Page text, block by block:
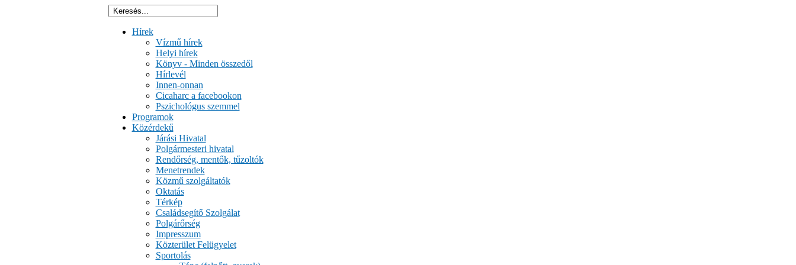
Hírek
Vízmű hírek
Helyi hírek
Könyv - Minden összedől
Hírlevél
Innen-onnan
Cicaharc a facebookon
Pszichológus szemmel
Programok
Közérdekű
Járási Hivatal
Polgármesteri hivatal
Rendőrség, mentők, tűzoltók
Menetrendek
Közmű szolgáltatók
Oktatás
Térkép
Családsegítő Szolgálat
Polgárőrség
Impresszum
Közterület Felügyelet
Sportolás